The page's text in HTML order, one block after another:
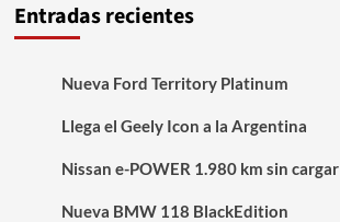
Entradas recientes
Nueva Ford Territory Platinum
Llega el Geely Icon a la Argentina
Nissan e-POWER 1.980 km sin cargar
Nueva BMW 118 BlackEdition